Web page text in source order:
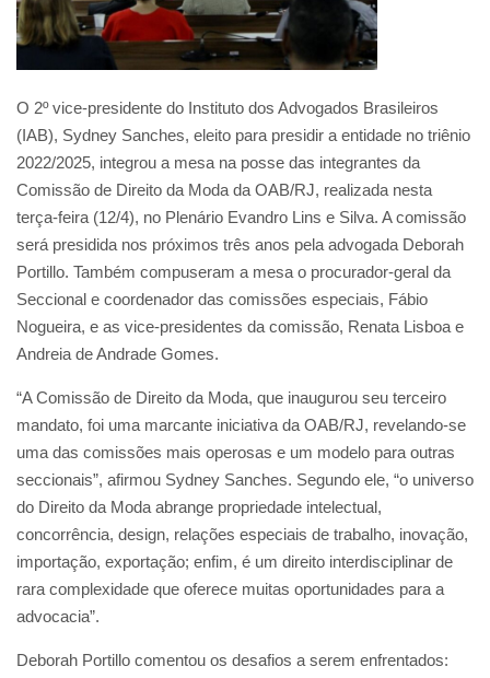
O 2º vice-presidente do Instituto dos Advogados Brasileiros
(IAB), Sydney Sanches, eleito para presidir a entidade no triênio
2022/2025, integrou a mesa na posse das integrantes da
Comissão de Direito da Moda da OAB/RJ, realizada nesta
terça-feira (12/4), no Plenário Evandro Lins e Silva. A comissão
será presidida nos próximos três anos pela advogada Deborah
Portillo. Também compuseram a mesa o procurador-geral da
Seccional e coordenador das comissões especiais, Fábio
Nogueira, e as vice-presidentes da comissão, Renata Lisboa e
Andreia de Andrade Gomes.
“A Comissão de Direito da Moda, que inaugurou seu terceiro
mandato, foi uma marcante iniciativa da OAB/RJ, revelando-se
uma das comissões mais operosas e um modelo para outras
seccionais”, afirmou Sydney Sanches. Segundo ele, “o universo
do Direito da Moda abrange propriedade intelectual,
concorrência, design, relações especiais de trabalho, inovação,
importação, exportação; enfim, é um direito interdisciplinar de
rara complexidade que oferece muitas oportunidades para a
advocacia”.
Deborah Portillo comentou os desafios a serem enfrentados: